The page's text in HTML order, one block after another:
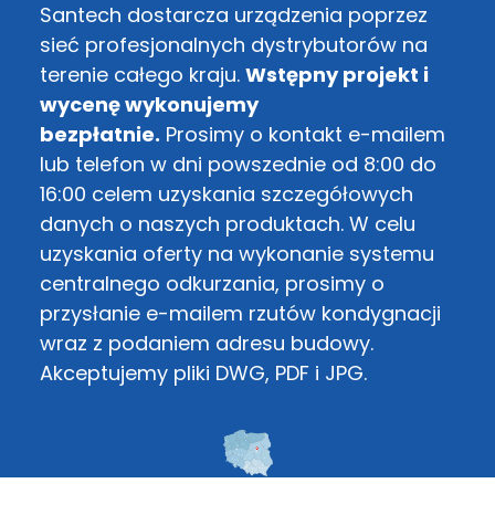
Santech dostarcza urządzenia poprzez
sieć profesjonalnych dystrybutorów na
terenie całego kraju. Wstępny projekt i
wycenę wykonujemy
bezpłatnie. Prosimy o kontakt e-mailem
lub telefon w dni powszednie od 8:00 do
16:00 celem uzyskania szczegółowych
danych o naszych produktach. W celu
uzyskania oferty na wykonanie systemu
centralnego odkurzania, prosimy o
przysłanie e-mailem rzutów kondygnacji
wraz z podaniem adresu budowy.
Akceptujemy pliki DWG, PDF i JPG.